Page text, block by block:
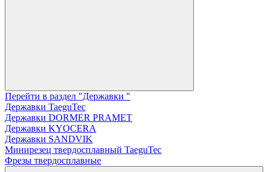
Перейти в раздел "Державки "
Державки TaeguTec
Державки DORMER PRAMET
Державки KYOCERA
Державки SANDVIK
Минирезец твердосплавный TaeguTec
Фрезы твердосплавные